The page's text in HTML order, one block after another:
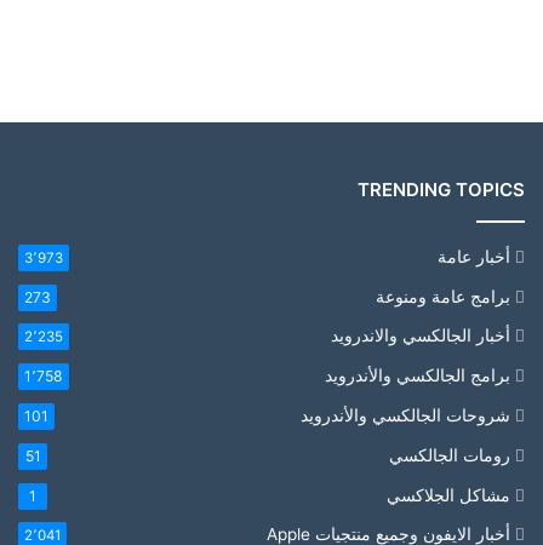
TRENDING TOPICS
أخبار عامة 3٬973
برامج عامة ومنوعة 273
أخبار الجالكسي والاندرويد 2٬235
برامج الجالكسي والأندرويد 1٬758
شروحات الجالكسي والأندرويد 101
رومات الجالكسي 51
مشاكل الجلاكسي 1
أخبار الايفون وجميع منتجيات Apple 2٬041